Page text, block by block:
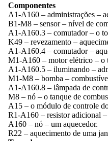
Componentes
A1-A160 – administrações –
B1-M8 – sensor – nível de
A1-A160.3 – comutador – o
K49 – revezamento –
A1-A160.4 – comutador –
M1-A160 – motor elétrico – o
A1-A160.5 – iluminando –
M1-M8 – bomba –
A1-A160.8 – lâmpada de
M8 – nó – o tanque de
A15 – o módulo de controle
R1-A160 – resistor adicional –
A160 – nó – um aquecedor.
R22 – aquecimento de uma